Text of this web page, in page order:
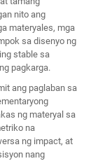
nito ang
materyales, mga
sa disenyo ng
stable sa
pagkarga.
ang paglaban sa
ng materyal sa
na
ng impact, at
nang